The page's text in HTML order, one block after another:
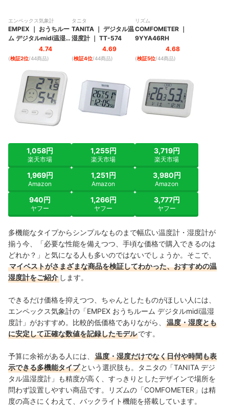
ほかにも熱中症対策グッズを探している人はこちらをチェック
温度計・湿度計の売れ筋ランキングもチェック！
エンペックス気象計
EMPEX ｜ おうちルー
ム デジタルmidi温湿度
TD-8411
4.74
(検証2位/44商品)
1,058円
楽天市場
1,969円
Amazon
940円
ヤフー
タニタ
TANITA ｜ デジタル温
湿度計｜ TT-574
4.69
(検証4位/44商品)
1,255円
楽天市場
1,251円
Amazon
1,266円
ヤフー
リズム
COMFOMETER ｜
9YYA46RH
4.68
(検証5位/44商品)
3,719円
楽天市場
3,980円
Amazon
3,777円
ヤフー
多機能なタイプからシンプルなものまで幅広い温度計・湿度計が
揃う今、「必要な性能を備えつつ、手頃な価格で購入できるのは
どれか？」と気になる人も多いのではないでしょうか。そこで、
マイベストがさまざまな商品を検証してわかった、おすすめの温
湿度計をご紹介 します。
できるだけ価格を抑えつつ、ちゃんとしたものがほしい人には、
エンペックス気象計の「EMPEX おうちルーム デジタルmidi温湿
度計」がおすすめ。比較的低価格でありながら、
温度・湿度とも
に安定して正確な数値を記録したモデルです。
予算に余裕がある人には、
温度・湿度だけでなく日付や時間も表
示できる多機能タイプ という選択肢も。タニタの「TANITA デジ
タル温湿度計」も精度が高く、すっきりとしたデザインで場所を
問わず設置しやすい商品です。リズムの「COMFOMETER」は精
度の高さにくわえて、バックライト機能を搭載しています。